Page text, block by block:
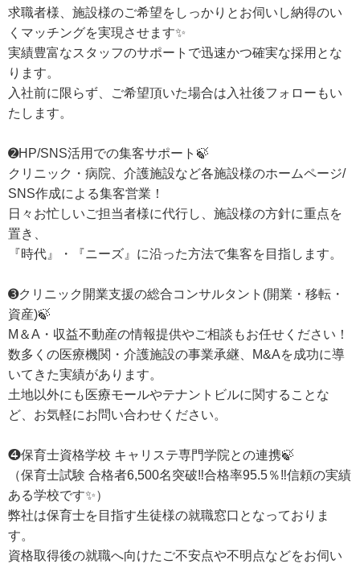
求職者様、施設様のご希望をしっかりとお伺いし納得のい
くマッチングを実現させます✨
実績豊富なスタッフのサポートで迅速かつ確実な採用とな
ります。
入社前に限らず、ご希望頂いた場合は入社後フォローもい
たします。
➋HP/SNS活用での集客サポート🍃
クリニック・病院、介護施設など各施設様のホームページ/
SNS作成による集客営業！
日々お忙しいご担当者様に代行し、施設様の方針に重点を
置き、
『時代』・『ニーズ』に沿った方法で集客を目指します。
➌クリニック開業支援の総合コンサルタント(開業・移転・
資産)🍃
M＆A・収益不動産の情報提供やご相談もお任せください！
数多くの医療機関・介護施設の事業承継、M&Aを成功に導
いてきた実績があります。
土地以外にも医療モールやテナントビルに関することな
ど、お気軽にお問い合わせください。
❹保育士資格学校 キャリステ専門学院との連携🍃
（保育士試験 合格者6,500名突破‼合格率95.5％‼信頼の実績
ある学校です✨）
弊社は保育士を目指す生徒様の就職窓口となっておりま
す。
資格取得後の就職へ向けたご不安点や不明点などをお伺い